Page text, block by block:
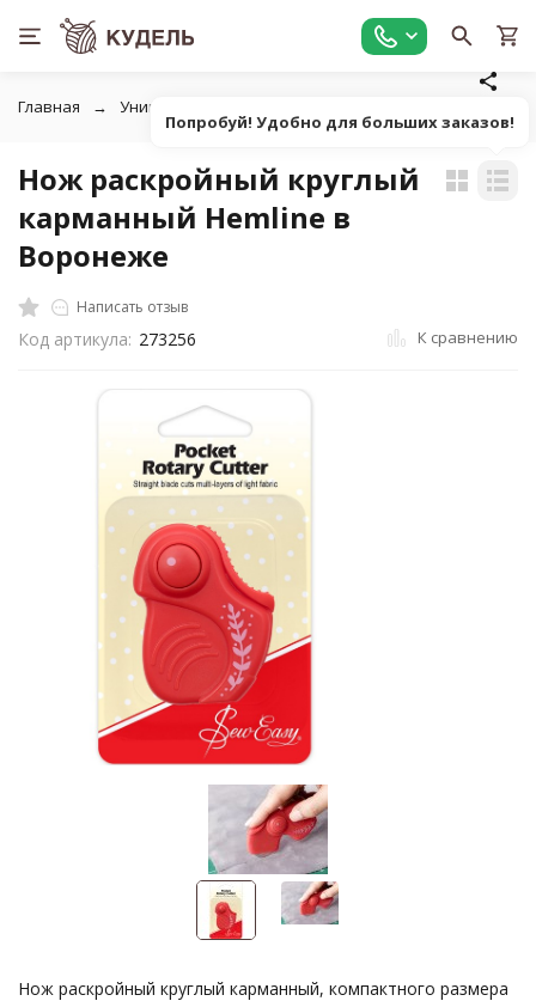
Главная Универсальные товары для рукоделия
Нож раскройный круглый
карманный Hemline в
Воронеже
Написать отзыв
Код артикула: 273256 К сравнению
Нож раскройный круглый карманный, компактного размера
Попробуй! Удобно для больших заказов!